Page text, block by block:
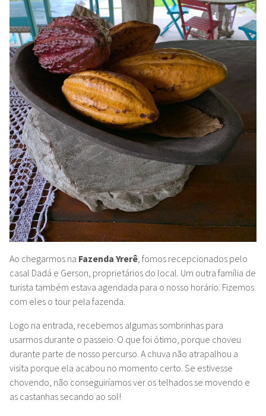
Ao chegarmos na Fazenda Yrerê , fomos recepcionados pelo
casal Dadá e Gerson, proprietários do local. Um outra família de
turista também estava agendada para o nosso horário. Fizemos
com eles o tour pela fazenda.
Logo na entrada, recebemos algumas sombrinhas para
usarmos durante o passeio. O que foi ótimo, porque choveu
durante parte de nosso percurso. A chuva não atrapalhou a
visita porque ela acabou no momento certo. Se estivesse
chovendo, não conseguiríamos ver os telhados se movendo e
as castanhas secando ao sol!